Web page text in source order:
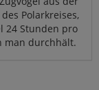
Polarkreises,
24 Stunden pro
man durchhält.